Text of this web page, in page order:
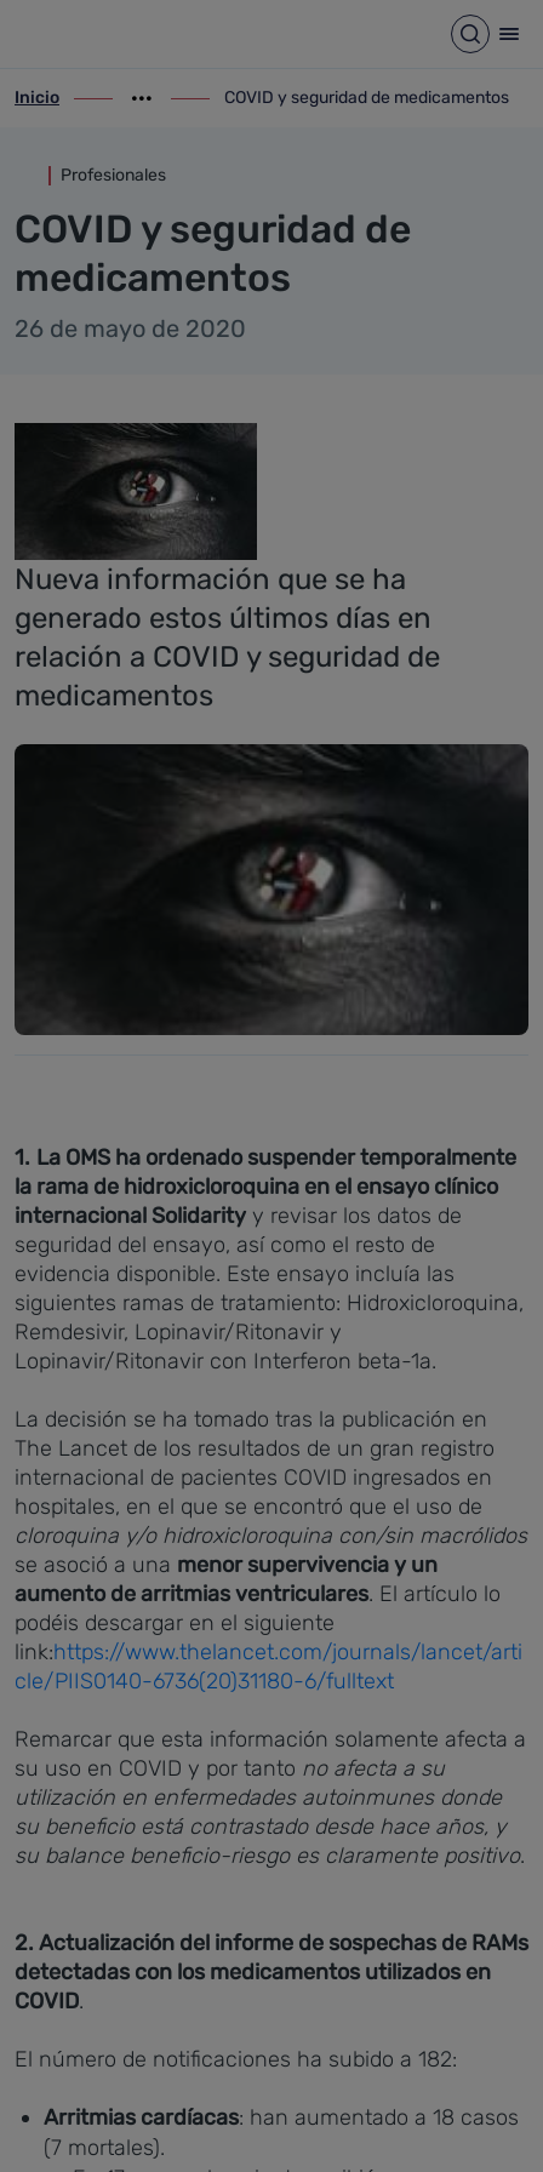
Abrir
ir-a inicio
Inicio
Mostrar opciones del camino de migas
ir-a COVID y seguridad de medicamentos
COVID y seguridad de medicamentos
Profesionales
COVID y seguridad de
medicamentos
26 de mayo de 2020
Nueva información que se ha
generado estos últimos días en
relación a COVID y seguridad de
medicamentos
1. La OMS ha ordenado suspender temporalmente
la rama de hidroxicloroquina en el ensayo clínico
internacional Solidarity y revisar los datos de
seguridad del ensayo, así como el resto de
evidencia disponible. Este ensayo incluía las
siguientes ramas de tratamiento: Hidroxicloroquina,
Remdesivir, Lopinavir/Ritonavir y
Lopinavir/Ritonavir con Interferon beta-1a.
La decisión se ha tomado tras la publicación en
The Lancet de los resultados de un gran registro
internacional de pacientes COVID ingresados en
hospitales, en el que se encontró que el uso de
cloroquina y/o hidroxicloroquina con/sin macrólidos
se asoció a una menor supervivencia y un
aumento de arritmias ventriculares. El artículo lo
podéis descargar en el siguiente
link:https://www.thelancet.com/journals/lancet/arti
cle/PIIS0140-6736(20)31180-6/fulltext
Remarcar que esta información solamente afecta a
su uso en COVID y por tanto no afecta a su
utilización en enfermedades autoinmunes donde
su beneficio está contrastado desde hace años, y
su balance beneficio-riesgo es claramente positivo.
2. Actualización del informe de sospechas de RAMs
detectadas con los medicamentos utilizados en
COVID.
El núme​ro de notificaciones ha subido a 182:
Arritmias cardíacas: han aumentado a 18 casos
(7 mortales).